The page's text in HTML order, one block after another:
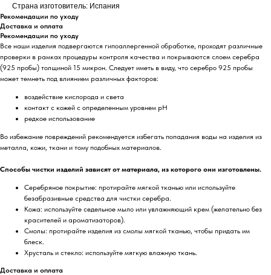
Страна изготовитель: Испания
Рекомендации по уходу
Доставка и оплата
Рекомендации по уходу
Все наши изделия подвергаются гипоаллергенной обработке, проходят различные
проверки в рамках процедуры контроля качества и покрываются слоем серебра
(925 пробы) толщиной 15 микрон. Следует иметь в виду, что серебро 925 пробы
может темнеть под влиянием различных факторов:
воздействие кислорода и света
контакт с кожей с определенным уровнем pH
редкое использование
Во избежание повреждений рекомендуется избегать попадания воды на изделия из
металла, кожи, ткани и тому подобных материалов.
Способы чистки изделий зависят от материала, из которого они изготовлены.
Серебряное покрытие: протирайте мягкой тканью или используйте
безабразивные средства для чистки серебра.
Кожа: используйте седельное мыло или увлажняющий крем (желательно без
красителей и ароматизаторов).
Смолы: протирайте изделия из смолы мягкой тканью, чтобы придать им
блеск.
Хрусталь и стекло: используйте мягкую влажную ткань.
Доставка и оплата